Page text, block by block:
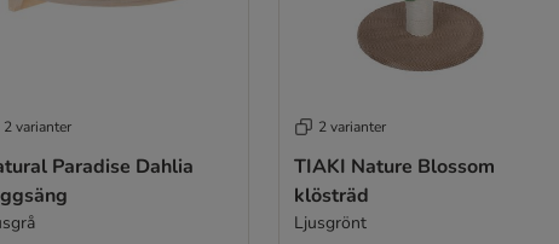
2 varianter
Paradise Dahlia
2 varianter
TIAKI Nature Blossom
klösträd
Ljusgrönt